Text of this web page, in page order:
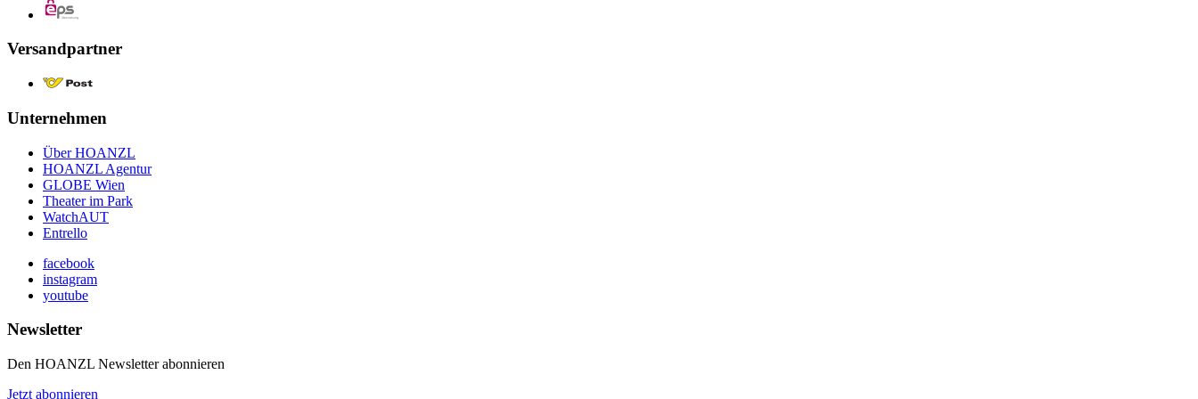
Versandpartner
Unternehmen
Über HOANZL
HOANZL Agentur
GLOBE Wien
Theater im Park
WatchAUT
Entrello
facebook
instagram
youtube
Newsletter
Den HOANZL Newsletter abonnieren
Jetzt abonnieren